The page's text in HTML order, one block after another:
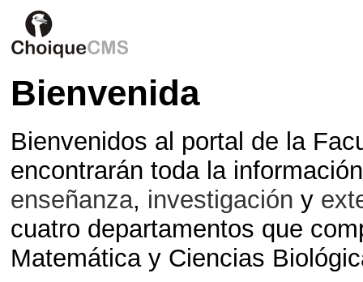
Bienvenida
Bienvenidos al portal de la
encontrarán toda la
enseñanza, investigación y
cuatro departamentos que
Matemática y Ciencias